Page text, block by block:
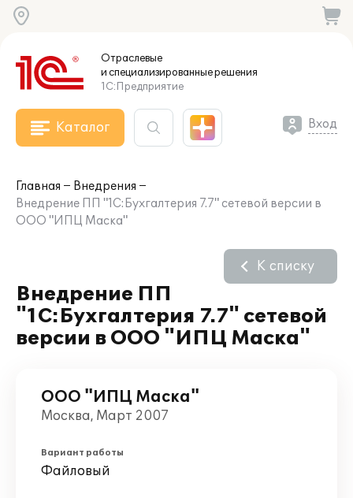
Отраслевые
и специализированныерешения
1С:Предприятие
Каталог Вход
Главная
Внедрения
Внедрение ПП "1С:Бухгалтерия 7.7" сетевой версии в
ООО "ИПЦ Маска"
Внедрение ПП
"1С:Бухгалтерия 7.7" сетевой
версии в ООО "ИПЦ Маска"
К списку
ООО "ИПЦ Маска"
Москва, Март 2007
Вариант работы
Файловый